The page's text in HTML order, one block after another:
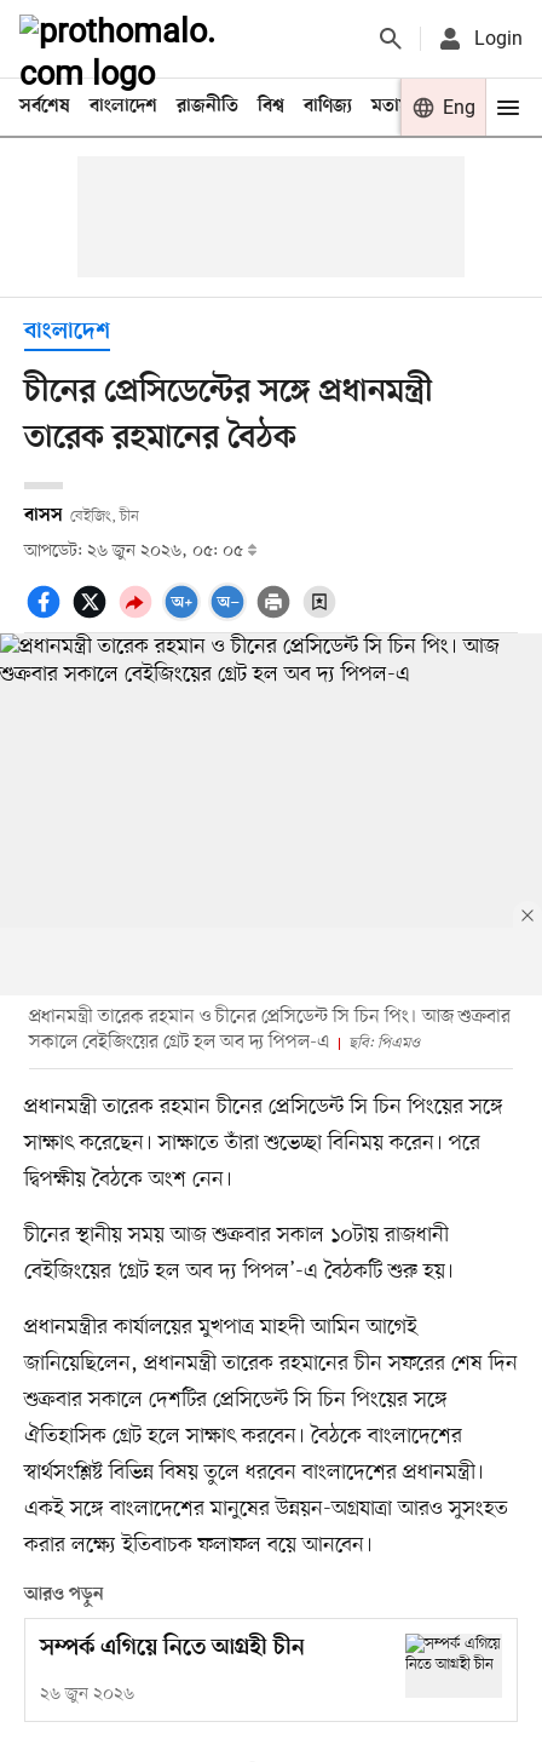
Login
সর্বশেষ বাংলাদেশ রাজনীতি বিশ্ব বাণিজ্য মতামত খেলা
Eng
বাংলাদেশ
চীনের প্রেসিডেন্টের সঙ্গে প্রধানমন্ত্রী
তারেক রহমানের বৈঠক
বাসস বেইজিং, চীন
আপডেট: ২৬ জুন ২০২৬, ০৫: ০৫
প্রধানমন্ত্রী তারেক রহমান ও চীনের প্রেসিডেন্ট সি চিন পিং। আজ শুক্রবার
সকালে বেইজিংয়ের গ্রেট হল অব দ্য পিপল-এ
ছবি: পিএমও
প্রধানমন্ত্রী তারেক রহমান চীনের প্রেসিডেন্ট সি চিন পিংয়ের সঙ্গে
সাক্ষাৎ করেছেন। সাক্ষাতে তাঁরা শুভেচ্ছা বিনিময় করেন। পরে
দ্বিপক্ষীয় বৈঠকে অংশ নেন।
চীনের স্থানীয় সময় আজ শুক্রবার সকাল ১০টায় রাজধানী
বেইজিংয়ের ‘গ্রেট হল অব দ্য পিপল’-এ বৈঠকটি শুরু হয়।
প্রধানমন্ত্রীর কার্যালয়ের মুখপাত্র মাহদী আমিন আগেই
জানিয়েছিলেন, প্রধানমন্ত্রী তারেক রহমানের চীন সফরের শেষ দিন
শুক্রবার সকালে দেশটির প্রেসিডেন্ট সি চিন পিংয়ের সঙ্গে
ঐতিহাসিক গ্রেট হলে সাক্ষাৎ করবেন। বৈঠকে বাংলাদেশের
স্বার্থসংশ্লিষ্ট বিভিন্ন বিষয় তুলে ধরবেন বাংলাদেশের প্রধানমন্ত্রী।
একই সঙ্গে বাংলাদেশের মানুষের উন্নয়ন-অগ্রযাত্রা আরও সুসংহত
করার লক্ষ্যে ইতিবাচক ফলাফল বয়ে আনবেন।
আরও পড়ুন
সম্পর্ক এগিয়ে নিতে আগ্রহী চীন
২৬ জুন ২০২৬